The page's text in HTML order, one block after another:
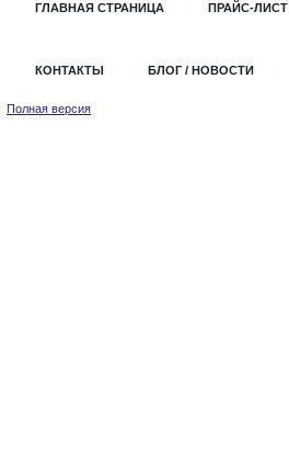
ГЛАВНАЯ СТРАНИЦА ПРАЙС-ЛИСТ
КОНТАКТЫ БЛОГ / НОВОСТИ
Полная версия